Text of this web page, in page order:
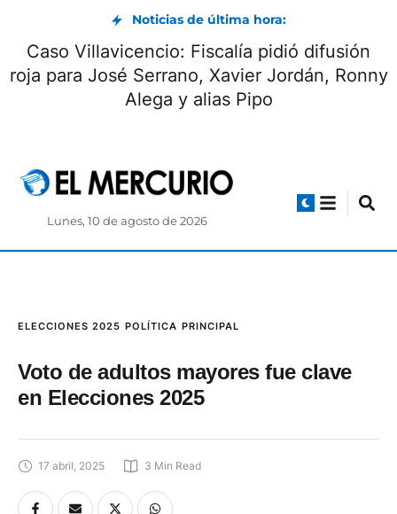
Noticias de última hora:
Caso Villavicencio: Fiscalía pidió difusión
roja para José Serrano, Xavier Jordán, Ronny
Alega y alias Pipo
Lunes, 10 de agosto de 2026
ELECCIONES 2025 POLÍTICA PRINCIPAL
Voto de adultos mayores fue clave
en Elecciones 2025
17 abril, 2025 3 Min Read